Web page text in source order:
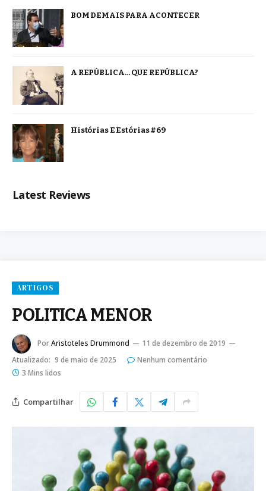
BOM DEMAIS PARA ACONTECER
A REPÚBLICA… QUE REPÚBLICA?
Histórias E Estórias #69
Latest Reviews
ARTIGOS
POLITICA MENOR
PorAristoteles Drummond
11 de dezembro de 2019
Atualizado: 9 de maio de 2025
Nenhum comentário
3 Mins lidos
Compartilhar